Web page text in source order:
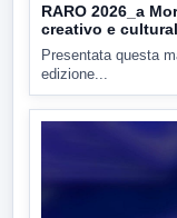
RARO 2026_a
creativo e
Presentata questa
edizione...